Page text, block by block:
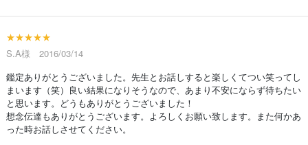
★★★★★
S.A様 2016/03/14
鑑定ありがとうございました。先生とお話しすると楽しくてつい笑ってし
まいます（笑）良い結果になりそうなので、あまり不安にならず待ちたい
と思います。どうもありがとうございました！
想念伝達もありがとうございます。よろしくお願い致します。また何かあ
った時お話しさせてください。